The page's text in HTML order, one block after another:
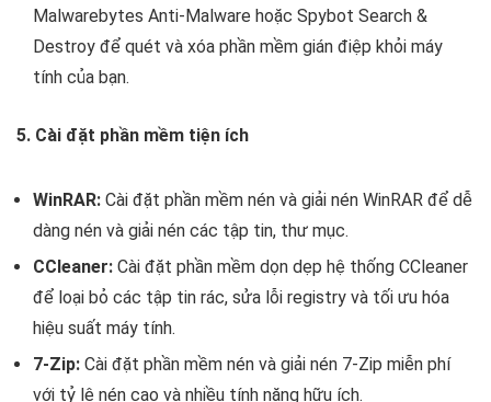
Malwarebytes Anti-Malware hoặc Spybot Search &
Destroy để quét và xóa phần mềm gián điệp khỏi máy
tính của bạn.
5. Cài đặt phần mềm tiện ích
WinRAR: Cài đặt phần mềm nén và giải nén WinRAR để dễ
dàng nén và giải nén các tập tin, thư mục.
CCleaner: Cài đặt phần mềm dọn dẹp hệ thống CCleaner
để loại bỏ các tập tin rác, sửa lỗi registry và tối ưu hóa
hiệu suất máy tính.
7-Zip: Cài đặt phần mềm nén và giải nén 7-Zip miễn phí
với tỷ lệ nén cao và nhiều tính năng hữu ích.